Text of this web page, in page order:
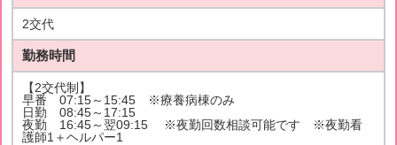
2交代
勤務時間
【2交代制】
早番 07:15～15:45 ※療養病棟のみ
日勤 08:45～17:15
夜勤 16:45～翌09:15 ※夜勤回数相談可能です ※夜勤看
護師1＋ヘルパー1